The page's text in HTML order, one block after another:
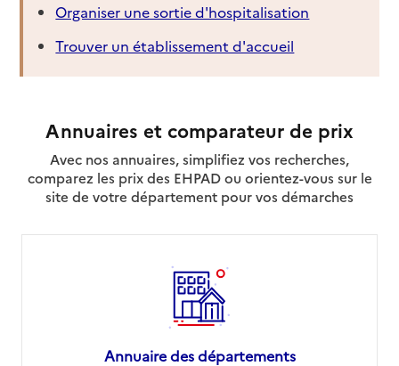
Organiser une sortie d'hospitalisation
Trouver un établissement d'accueil
Annuaires et comparateur de prix
Avec nos annuaires, simplifiez vos recherches,
comparez les prix des EHPAD ou orientez-vous sur le
site de votre département pour vos démarches
Annuaire des départements